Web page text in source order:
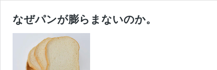
なぜパンが膨らまないのか。